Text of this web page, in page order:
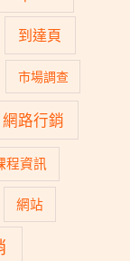
到達頁
市場調查
路行銷
程資訊
網站